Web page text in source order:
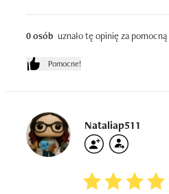
zredukowało.  Ogólnie produkt
opakowaniu w ciekawej
0 osób uznało tę opinię za pomocną
Pomocne!
Nataliap511